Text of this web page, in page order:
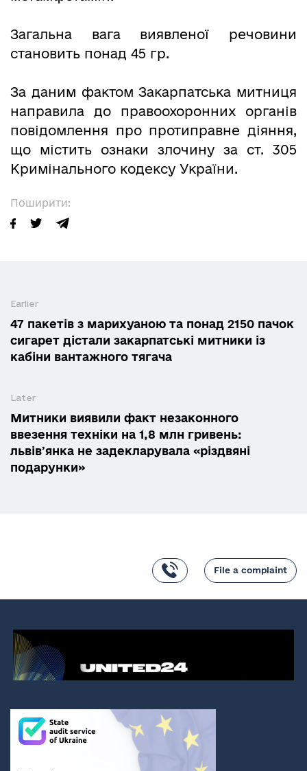
Поширити:
Загальна вага виявленої речовини
становить понад 45 гр.
За даним фактом Закарпатська митниця
направила до правоохоронних органів
повідомлення про протиправне діяння,
що містить ознаки злочину за ст. 305
Кримінального кодексу України.
Earlier
47 пакетів з марихуаною та понад 2150 пачок
сигарет дістали закарпатські митники із
кабіни вантажного тягача
Later
Митники виявили факт незаконного
ввезення техніки на 1,8 млн гривень:
львівʼянка не задекларувала «різдвяні
подарунки»
File a complaint